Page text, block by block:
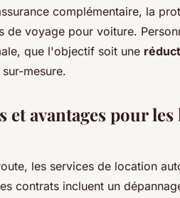
complémentaire, la
voyage pour voiture.
que l'objectif soit une
mesure.
et avantages pour
les services de location
contrats incluent un